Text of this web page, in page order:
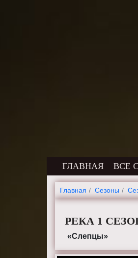
ГЛАВНАЯ ВСЕ
Главная Cезоны
РЕКА 1
«Слепцы»